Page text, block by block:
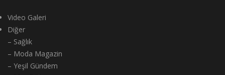
Video Galeri
Diğer
– Sağlık
– Moda Magazin
– Yeşil Gündem